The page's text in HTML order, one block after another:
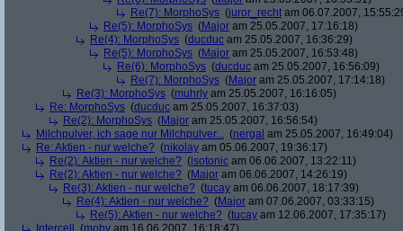
Re(7): MorphoSys (juror_recht am 06.07.2007,
Re(5): MorphoSys (Major am 25.05.2007, 17:16:18)
Re(4): MorphoSys (ducduc am 25.05.2007, 16:36:29)
Re(5): MorphoSys (Major am 25.05.2007, 16:53:48)
Re(6): MorphoSys (ducduc am 25.05.2007, 16:56:09)
Re(7): MorphoSys (Major am 25.05.2007, 17:14:18)
Re(3): MorphoSys (muhrly am 25.05.2007, 16:16:05)
Re: MorphoSys (ducduc am 25.05.2007, 16:37:03)
Re(2): MorphoSys (Major am 25.05.2007, 16:56:54)
Milchpulver, ich sage nur Milchpulver... (nergal am 25.05.2007, 16:49:04)
Re: Aktien - nur welche? (nikolay am 05.06.2007, 19:36:17)
Re(2): Aktien - nur welche? (isotonic am 06.06.2007, 13:22:11)
Re(2): Aktien - nur welche? (Major am 06.06.2007, 14:26:19)
Re(3): Aktien - nur welche? (tucay am 06.06.2007, 18:17:39)
Re(4): Aktien - nur welche? (Major am 07.06.2007, 03:33:15)
Re(5): Aktien - nur welche? (tucay am 12.06.2007, 17:35:17)
Intercell
(moby am 16.06.2007, 16:18:47)